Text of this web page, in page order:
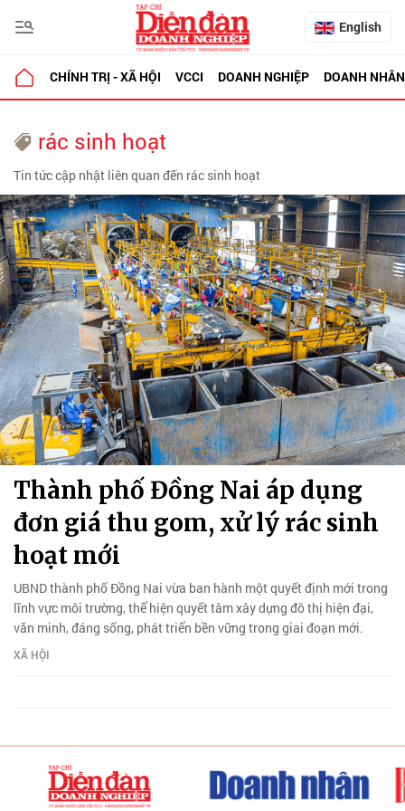
English
CHÍNH TRỊ - XÃ HỘI VCCI DOANH NGHIỆP DOANH NHÂN
rác sinh hoạt
Tin tức cập nhật liên quan đến rác sinh hoạt
Thành phố Đồng Nai áp dụng
đơn giá thu gom, xử lý rác sinh
hoạt mới
UBND thành phố Đồng Nai vừa ban hành một quyết định mới trong
lĩnh vực môi trường, thể hiện quyết tâm xây dựng đô thị hiện đại,
văn minh, đáng sống, phát triển bền vững trong giai đoạn mới.
XÃ HỘI